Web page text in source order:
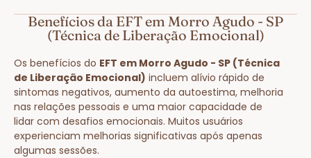
Benefícios da EFT em Morro Agudo - SP
(Técnica de Liberação Emocional)
Os benefícios do EFT em Morro Agudo - SP (Técnica
de Liberação Emocional) incluem alívio rápido de
sintomas negativos, aumento da autoestima, melhoria
nas relações pessoais e uma maior capacidade de
lidar com desafios emocionais. Muitos usuários
experienciam melhorias significativas após apenas
algumas sessões.